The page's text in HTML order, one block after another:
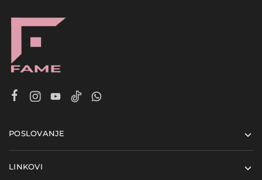
POSLOVANJE
LINKOVI